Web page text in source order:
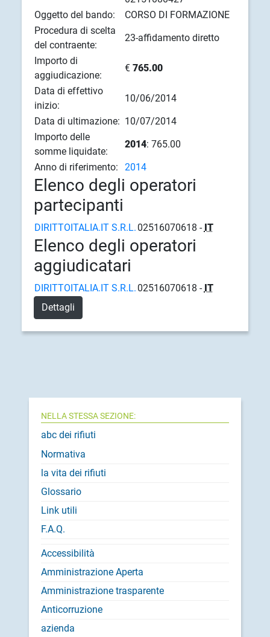
Oggetto del bando:
CORSO DI FORMAZIONE
Procedura di scelta
del contraente:
23-affidamento diretto
Importo di
aggiudicazione:
€ 765.00
Data di effettivo
inizio:
10/06/2014
Data di ultimazione: 10/07/2014
Importo delle
somme liquidate:
2014: 765.00
Anno di riferimento:
2014
Elenco degli operatori
partecipanti
DIRITTOITALIA.IT S.R.L. 02516070618 - IT
Elenco degli operatori
aggiudicatari
DIRITTOITALIA.IT S.R.L. 02516070618 - IT
Dettagli
NELLA STESSA SEZIONE:
abc dei rifiuti
Normativa
la vita dei rifiuti
Glossario
Link utili
F.A.Q.
Accessibilità
Amministrazione Aperta
Amministrazione trasparente
Anticorruzione
azienda